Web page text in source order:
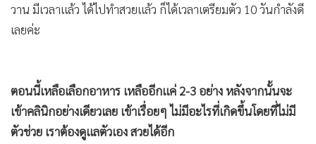
วาน มีเวลาแล้ว ได้ไปทำสวยแล้ว ก็ได้เวลาเตรียมตัว 10 วันกำลังดี
เลยค่ะ
ตอนนี้เหลือเลือกอาหาร เหลืออีกแค่ 2-3 อย่าง หลังจากนั้นจะ
เข้าคลินิกอย่างเดียวเลย เข้าเรื่อยๆ ไม่มีอะไรที่เกิดขึ้นโดยที่ไม่มี
ตัวช่วย เราต้องดูแลตัวเอง สวยได้อีก